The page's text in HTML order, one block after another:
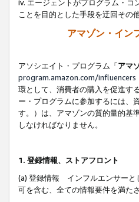
iv. エージェントがプログラム・
ことを目的とした手段を迂回その
アマゾン・イン
アソシエイト・プログラム「アマ
program.amazon.com/influencers
環として、消費者の購入を促進す
ー・プログラムに参加するには、
す。）は、アマゾンの質的量的基
しなければなりません。
1. 登録情報、ストアフロント
(a) 登録情報 インフルエンサーと
可を含む、全ての情報要件を満た